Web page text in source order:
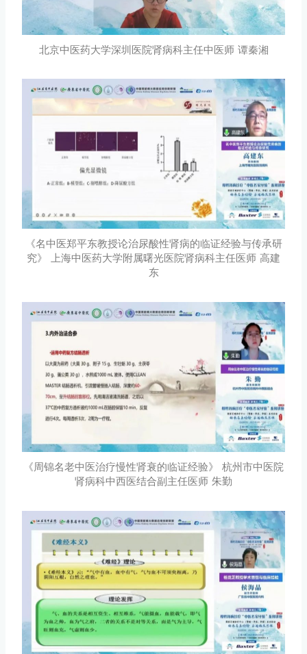
北京中医药大学深圳医院肾病科主任中医师 谭秦湘
《名中医郑平东教授论治尿酸性肾病的临证经验与传承研
究》 上海中医药大学附属曙光医院肾病科主任医师 高建
东
《周锦名老中医治疗慢性肾衰的临证经验》 杭州市中医院
肾病科中西医结合副主任医师 朱勤